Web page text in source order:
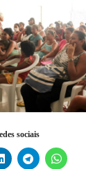
sociais